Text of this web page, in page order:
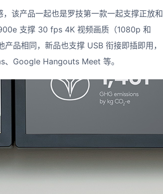
该产品一起也是罗技第一款一起支撑正放和
支撑 30 fps 4K 视频画质（1080p 和
品相同，新品也支撑 USB 衔接即插即用，
、Google Hangouts Meet 等。